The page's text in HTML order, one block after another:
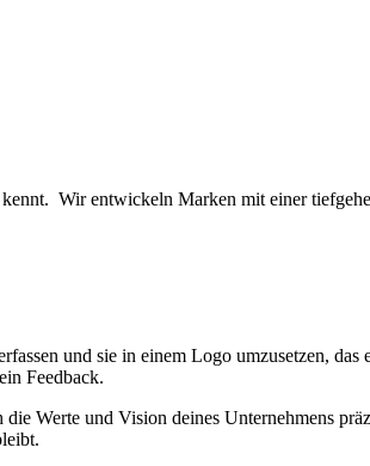
Wir entwickeln Marken mit einer
und sie in einem Logo umzusetzen, das
Feedback.
Werte und Vision deines Unternehmens